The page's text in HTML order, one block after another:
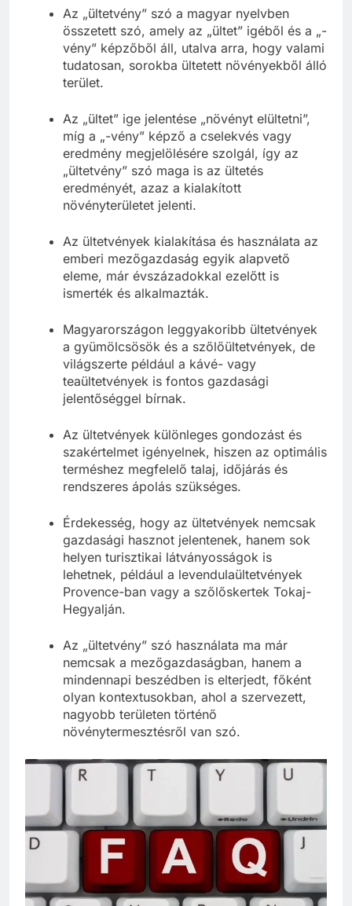
Az „ültetvény” szó a magyar nyelvben
összetett szó, amely az „ültet” igéből és a „-
vény” képzőből áll, utalva arra, hogy valami
tudatosan, sorokba ültetett növényekből álló
terület.
Az „ültet” ige jelentése „növényt elültetni”,
míg a „-vény” képző a cselekvés vagy
eredmény megjelölésére szolgál, így az
„ültetvény” szó maga is az ültetés
eredményét, azaz a kialakított
növényterületet jelenti.
Az ültetvények kialakítása és használata az
emberi mezőgazdaság egyik alapvető
eleme, már évszázadokkal ezelőtt is
ismerték és alkalmazták.
Magyarországon leggyakoribb ültetvények
a gyümölcsösök és a szőlőültetvények, de
világszerte például a kávé- vagy
teaültetvények is fontos gazdasági
jelentőséggel bírnak.
Az ültetvények különleges gondozást és
szakértelmet igényelnek, hiszen az optimális
terméshez megfelelő talaj, időjárás és
rendszeres ápolás szükséges.
Érdekesség, hogy az ültetvények nemcsak
gazdasági hasznot jelentenek, hanem sok
helyen turisztikai látványosságok is
lehetnek, például a levendulaültetvények
Provence-ban vagy a szőlőskertek Tokaj-
Hegyalján.
Az „ültetvény” szó használata ma már
nemcsak a mezőgazdaságban, hanem a
mindennapi beszédben is elterjedt, főként
olyan kontextusokban, ahol a szervezett,
nagyobb területen történő
növénytermesztésről van szó.